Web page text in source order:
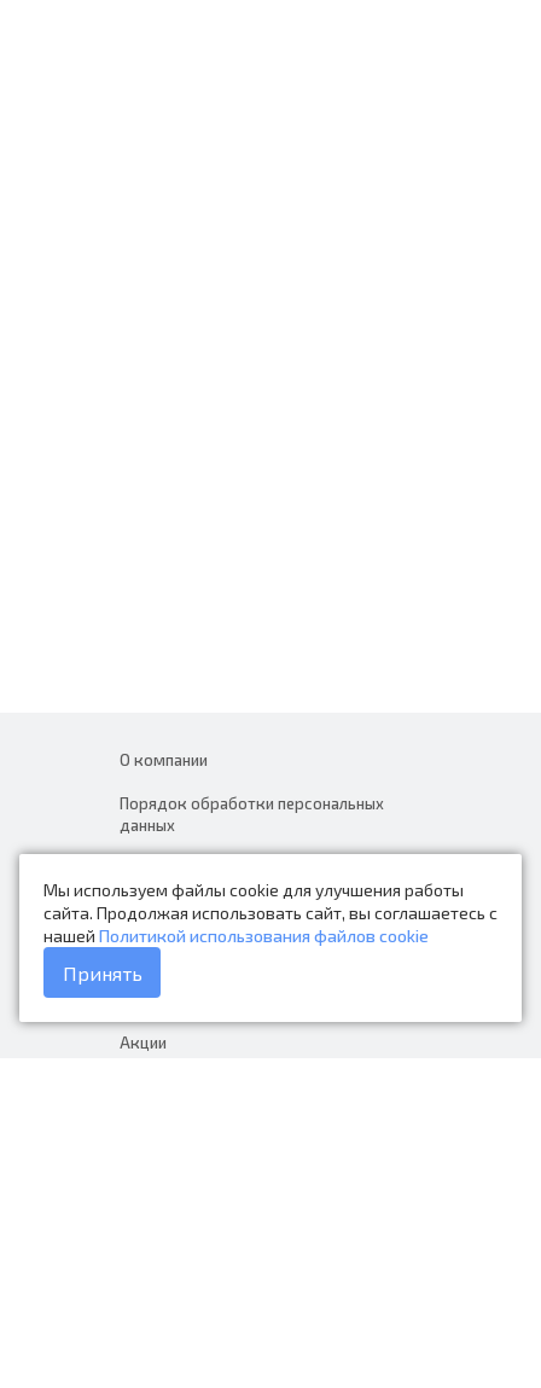
Мы используем файлы cookie для улучшения работы
сайта. Продолжая использовать сайт, вы соглашаетесь с
нашей Политикой использования файлов cookie
Принять
О компании
Порядок обработки персональных
данных
Контакты
Каталог товаров
Доставка и оплата
Акции